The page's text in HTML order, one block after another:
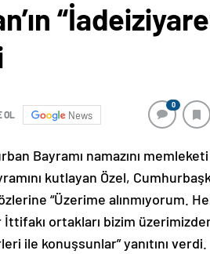
OL News
0
Bayramı namazını memleketi
kutlayan Özel,
“Üzerime alınmıyorum.
ortakları bizim
ile konuşsunlar” yanıtını verdi.